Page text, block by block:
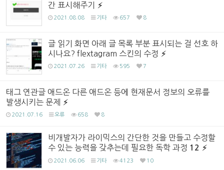
간 표시해주기
2021.08.08 기타 657 8
글 읽기 화면 아래 글 목록 부분 표시되는 걸 선호 하
시나요? flextagram 스킨의 수정
2021.07.26 기타 595 7
태그 연관글 애드온 다른 애드온 등에 현재문서 정보의 오류를
발생시키는 문제
2021.07.16 오류 658 8
비개발자가 라이믹스의 간단한 것을 만들고 수정할
수 있는 능력을 갖추는데 필요한 독학 과정 12
2021.06.06 기타 4123 10